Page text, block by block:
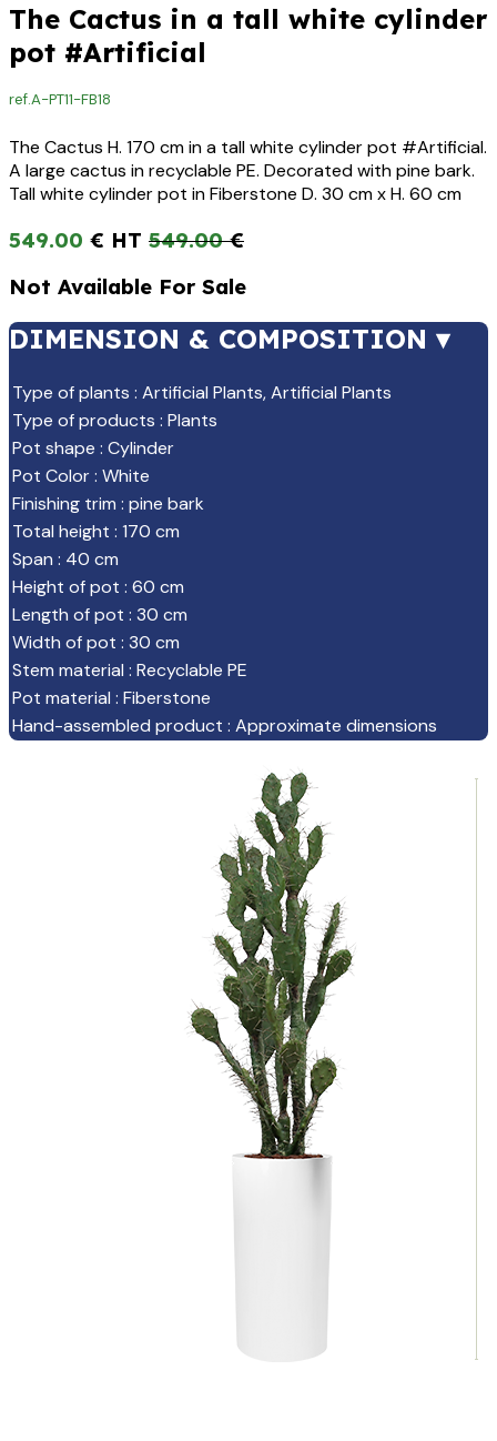
The Cactus in a tall white cylinder
pot #Artificial
ref.A-PT11-FB18
The Cactus H. 170 cm in a tall white cylinder pot #Artificial.
A large cactus in recyclable PE. Decorated with pine bark.
Tall white cylinder pot in Fiberstone D. 30 cm x H. 60 cm
549.00 € 549.00€
Not Available For Sale
DIMENSION & COMPOSITION ▾
Type of plants : Artificial Plants,Artificial Plants
Type of products : Plants
Pot shape : Cylinder
Pot Color: White
Finishing trim : pine bark
Total height : 170 cm
Span : 40 cm
Height of pot : 60 cm
Length of pot : 30 cm
Width of pot : 30 cm
Stem material : Recyclable PE
Pot material : Fiberstone
Hand-assembled product : Approximate dimensions